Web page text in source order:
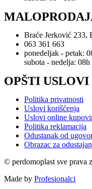
Braće Jerković 233,
063 361 663
ponedeljak - petak:
subota - nedelja: 08h
OPŠTI
Politika privatnosti
Uslovi korišćenja
Uslovi online
Politika reklamacija
Odustanak od
Obrazac za
© perdomoplast sve prava
Made by Profesionalci